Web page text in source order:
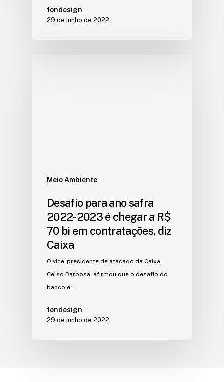
tondesign
29 de junho de 2022
Meio Ambiente
Desafio para ano safra
2022-2023 é chegar a R$
70 bi em contratações, diz
Caixa
O vice-presidente de atacado da Caixa,
Celso Barbosa, afirmou que o desafio do
banco é…
tondesign
29 de junho de 2022